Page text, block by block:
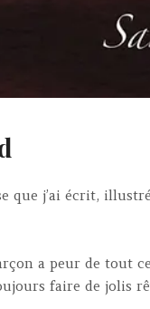
que j’ai écrit,
a peur de
faire de jolis